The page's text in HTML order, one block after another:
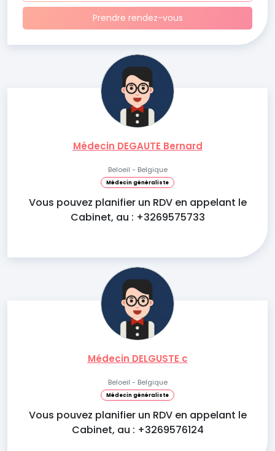
Prendre rendez-vous
Médecin DEGAUTE Bernard
Beloeil - Belgique
Médecin généraliste
Vous pouvez planifier un RDV en appelant le
Cabinet, au : +3269575733
Médecin DELGUSTE c
Beloeil - Belgique
Médecin généraliste
Vous pouvez planifier un RDV en appelant le
Cabinet, au : +3269576124